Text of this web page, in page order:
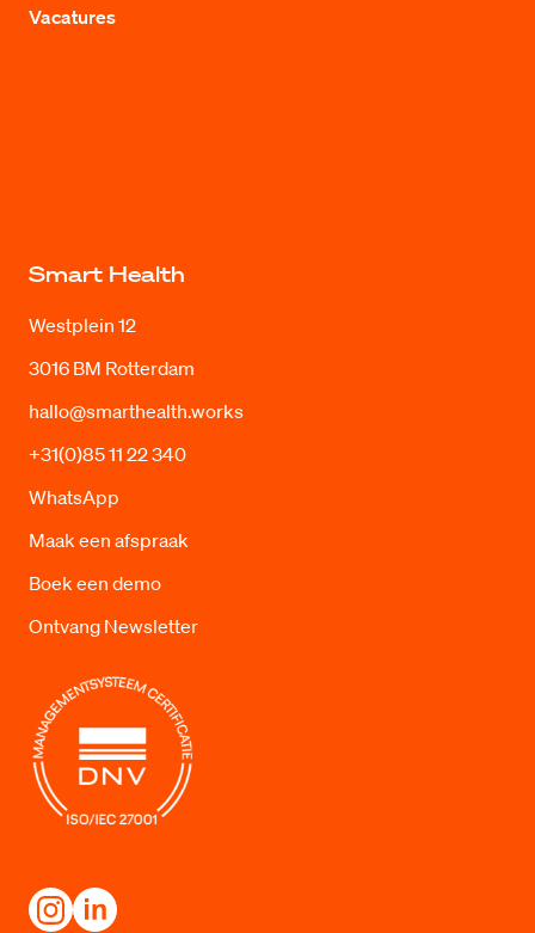
Vacatures
Smart Health
Westplein 12
3016 BM Rotterdam
hallo@smarthealth.works
+31(0)85 11 22 340
WhatsApp
Maak een afspraak
Boek een demo
Ontvang Newsletter